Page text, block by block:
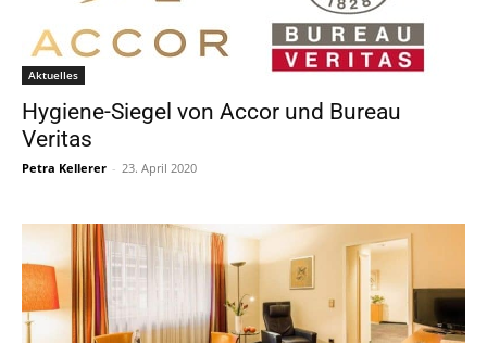
Aktuelles
Hygiene-Siegel von Accor und Bureau
Veritas
Petra Kellerer - 23. April 2020